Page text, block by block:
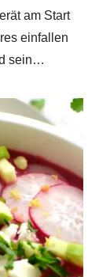
am Start
einfallen
sein…